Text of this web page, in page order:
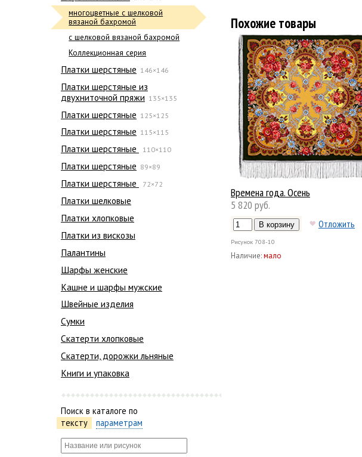
многоцветные с шелковой
вязаной бахромой
с шелковой вязаной бахромой
Коллекционная серия
Платки шерстяные 146×146
Платки шерстяные из
двухниточной пряжи 135×135
Платки шерстяные 125×125
Платки шерстяные 115×115
Платки шерстяные 110×110
Платки шерстяные 89×89
Платки шерстяные 72×72
Платки шелковые
Платки хлопковые
Платки из вискозы
Палантины
Шарфы женские
Кашне и шарфы мужские
Швейные изделия
Сумки
Скатерти хлопковые
Скатерти, дорожки льняные
Книги и упаковка
Поиск в каталоге по
тексту
параметрам
Похожие товары
Времена года. Осень
5 820 руб.
Отложить
Рисунок 708-10
Наличие:мало